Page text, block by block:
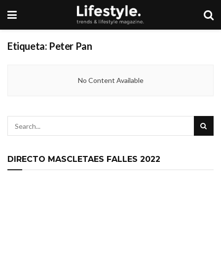
Etiqueta: Peter Pan
No Content Available
DIRECTO MASCLETAES FALLES 2022